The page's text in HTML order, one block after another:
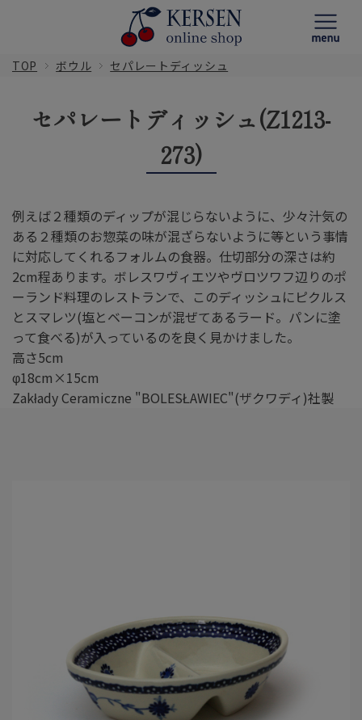
TOP ボウル セパレートディッシュ
セパレートディッシュ(Z1213-
273)
例えば２種類のディップが混じらないように、少々汁気の
ある２種類のお惣菜の味が混ざらないように等という事情
に対応してくれるフォルムの食器。仕切部分の深さは約
2cm程あります。ボレスワヴィエツやヴロツワフ辺りのポ
ーランド料理のレストランで、このディッシュにピクルス
とスマレツ(塩とベーコンが混ぜてあるラード。パンに塗
って食べる)が入っているのを良く見かけました。
高さ5cm
φ18cm×15cm
Zakłady Ceramiczne "BOLESŁAWIEC"(ザクワディ)社製